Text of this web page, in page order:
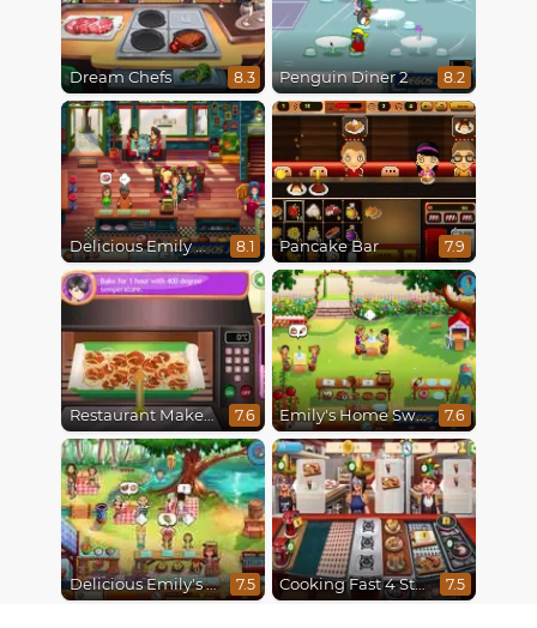
Dream Chefs 8.3 Penguin Diner 2 8.2
Delicious Emily New Beginning 8.1 Pancake Bar 7.9
Restaurant Makeover 7.6 Emily's Home Sweet Home 7.6
Delicious Emily's Hopes And Fears 7.5 Cooking Fast 4 Steak 7.5